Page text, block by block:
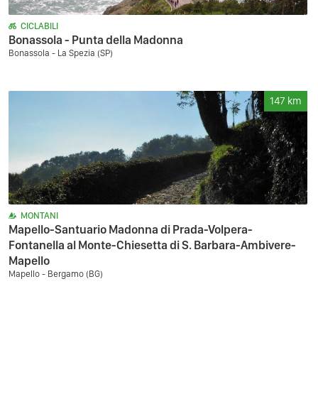
CICLABILI
Bonassola - Punta della Madonna
Bonassola - La Spezia (SP)
147 km
MONTANI
Mapello-Santuario Madonna di Prada-Volpera-
Fontanella al Monte-Chiesetta di S. Barbara-Ambivere-
Mapello
Mapello - Bergamo (BG)